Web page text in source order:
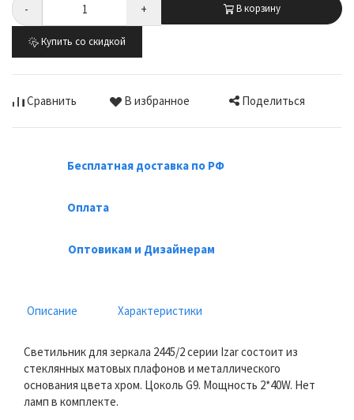
- + В корзину
Купить со скидкой
Сравнить В избранное Поделиться
Бесплатная доставка по РФ
Оплата
Оптовикам и Дизайнерам
Описание Характеристики
Светильник для зеркала 2445/2 серии Izar состоит из
стеклянных матовых плафонов и металлического
основания цвета хром. Цоколь G9. Мощность 2*40W. Нет
ламп в комплекте.